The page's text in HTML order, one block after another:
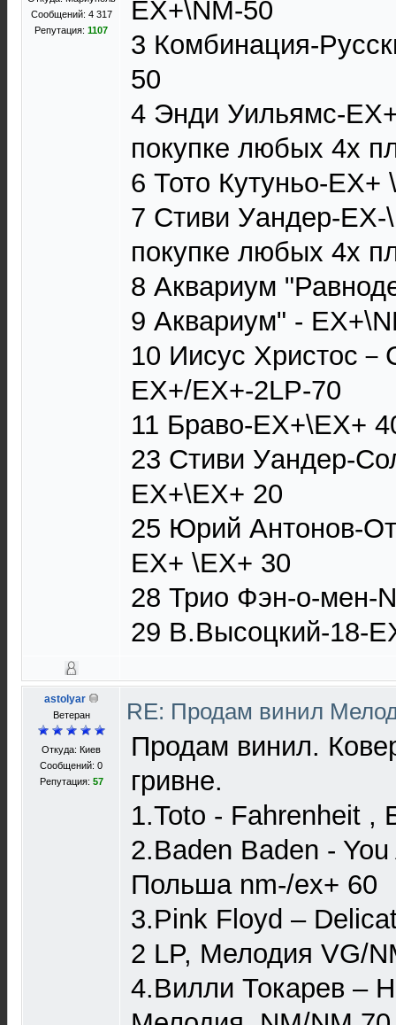
Сообщений: 4 317
Репутация: 1107
ЕХ+\NM-50
3 Комбинация-
50
4 Энди Уильямс-
покупке любых 4х
6 Тото Кутуньо-EX+
7 Стиви Уандер-ЕХ-
покупке любых 4х
8 Аквариум
9 Аквариум" -
10 Иисус Христос
ЕХ+/ЕХ+-2LP-70
11 Браво-ЕХ+\ЕХ+
23 Стиви Уандер-
ЕХ+\ЕХ+ 20
25 Юрий Антонов-
EX+ \ЕХ+ 30
28 Трио Фэн-о-мен-
29 В.Высоцкий-18-
astolyar
Ветеран
Откуда: Киев
Сообщений: 0
Репутация: 57
RE: Продам винил
Продам винил.
гривне.
1.Toto - Fahrenheit ,
2.Baden Baden -
Польша nm-/ex+ 60
3.Pink Floyd ‎–
2 LP, Мелодия VG/
4.Вилли Токарев ‎–